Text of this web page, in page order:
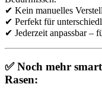
✔ Kein manuelles
✔ Perfekt für
✔ Jederzeit anpassbar –
✅ Noch mehr
Rasen: